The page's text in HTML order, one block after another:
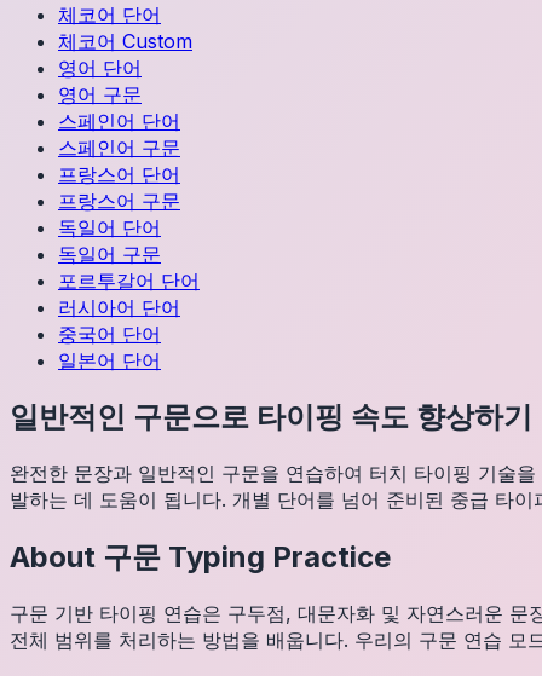
체코어 단어
체코어 Custom
영어 단어
영어 구문
스페인어 단어
스페인어 구문
프랑스어 단어
프랑스어 구문
독일어 단어
독일어 구문
포르투갈어 단어
러시아어 단어
중국어 단어
일본어 단어
일반적인 구문으로 타이핑 속도 향상하기
완전한 문장과 일반적인 구문을 연습하여 터치 타이핑 기술
발하는 데 도움이 됩니다. 개별 단어를 넘어 준비된 중급 타이
About 구문 Typing Practice
구문 기반 타이핑 연습은 구두점, 대문자화 및 자연스러운
전체 범위를 처리하는 방법을 배웁니다. 우리의 구문 연습